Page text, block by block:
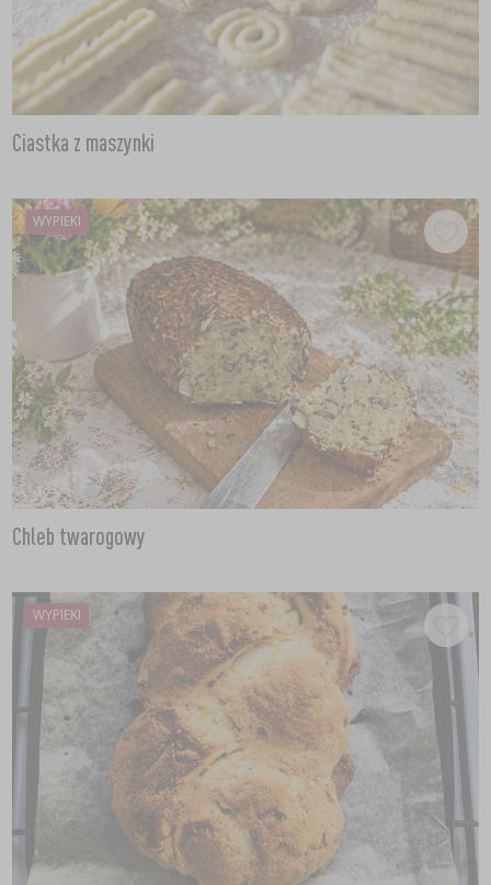
Ciastka z maszynki
WYPIEKI
Chleb twarogowy
WYPIEKI